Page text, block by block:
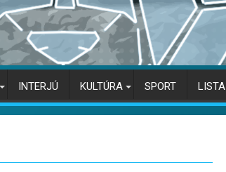
INTERJÚ KULTÚRA SPORT LISTA